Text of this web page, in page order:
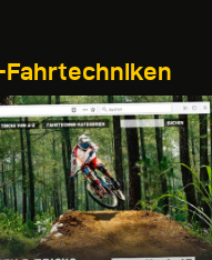
Fahrtechniken